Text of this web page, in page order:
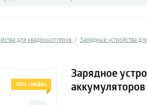
для квадрокоптеров
Зарядные устройства
50% скидка
Зарядное